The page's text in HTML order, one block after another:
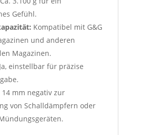
Gefühl.
Kompatibel mit G&G
und anderen
Magazinen.
Ja, einstellbar für präzise
14 mm negativ zur
von Schalldämpfern oder